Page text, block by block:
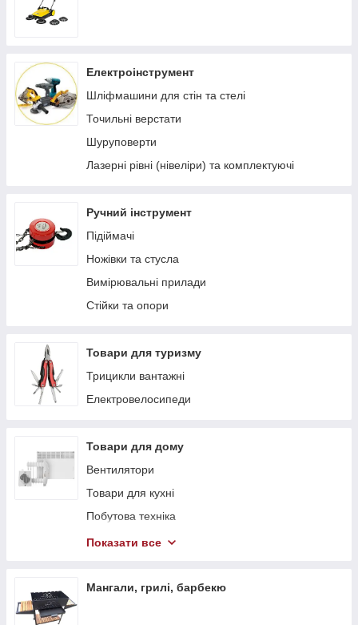
Електроінструмент
Шліфмашини для стін та стелі
Точильні верстати
Шуруповерти
Лазерні рівні (нівеліри) та комплектуючі
Ручний інструмент
Підіймачі
Ножівки та стусла
Вимірювальні прилади
Стійки та опори
Товари для туризму
Трицикли вантажні
Електровелосипеди
Товари для дому
Вентилятори
Товари для кухні
Побутова техніка
Теплові гармати
Стелажі
Показати все
Мангали, грилі, барбекю